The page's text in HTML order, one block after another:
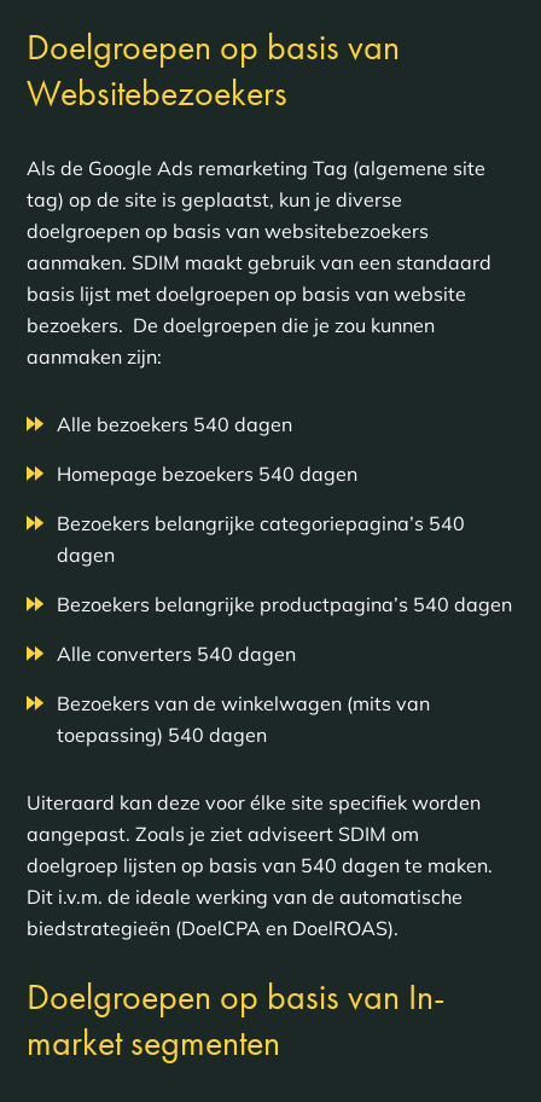
Doelgroepen op basis van
Websitebezoekers
Als de Google Ads remarketing Tag (algemene site
tag) op de site is geplaatst, kun je diverse
doelgroepen op basis van websitebezoekers
aanmaken. SDIM maakt gebruik van een standaard
basis lijst met doelgroepen op basis van website
bezoekers. De doelgroepen die je zou kunnen
aanmaken zijn:
Alle bezoekers 540 dagen
Homepage bezoekers 540 dagen
Bezoekers belangrijke categoriepagina’s 540
dagen
Bezoekers belangrijke productpagina’s 540 dagen
Alle converters 540 dagen
Bezoekers van de winkelwagen (mits van
toepassing) 540 dagen
Uiteraard kan deze voor élke site specifiek worden
aangepast. Zoals je ziet adviseert SDIM om
doelgroep lijsten op basis van 540 dagen te maken.
Dit i.v.m. de ideale werking van de automatische
biedstrategieën (DoelCPA en DoelROAS).
Doelgroepen op basis van In-
market segmenten